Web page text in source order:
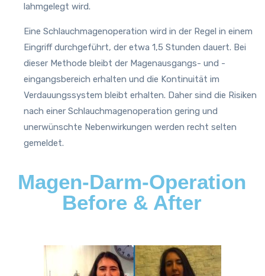
lahmgelegt wird.
Eine Schlauchmagenoperation wird in der Regel in einem
Eingriff durchgeführt, der etwa 1,5 Stunden dauert. Bei
dieser Methode bleibt der Magenausgangs- und -
eingangsbereich erhalten und die Kontinuität im
Verdauungssystem bleibt erhalten. Daher sind die Risiken
nach einer Schlauchmagenoperation gering und
unerwünschte Nebenwirkungen werden recht selten
gemeldet.
Magen-Darm-Operation
Before & After